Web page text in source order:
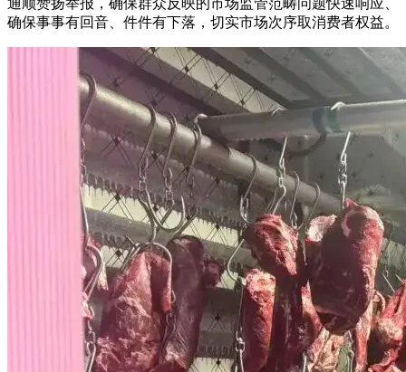
通顺赞扬举报，确保群众反映的市场监管范畴问题快速响应、
确保事事有回音、件件有下落，切实市场次序取消费者权益。